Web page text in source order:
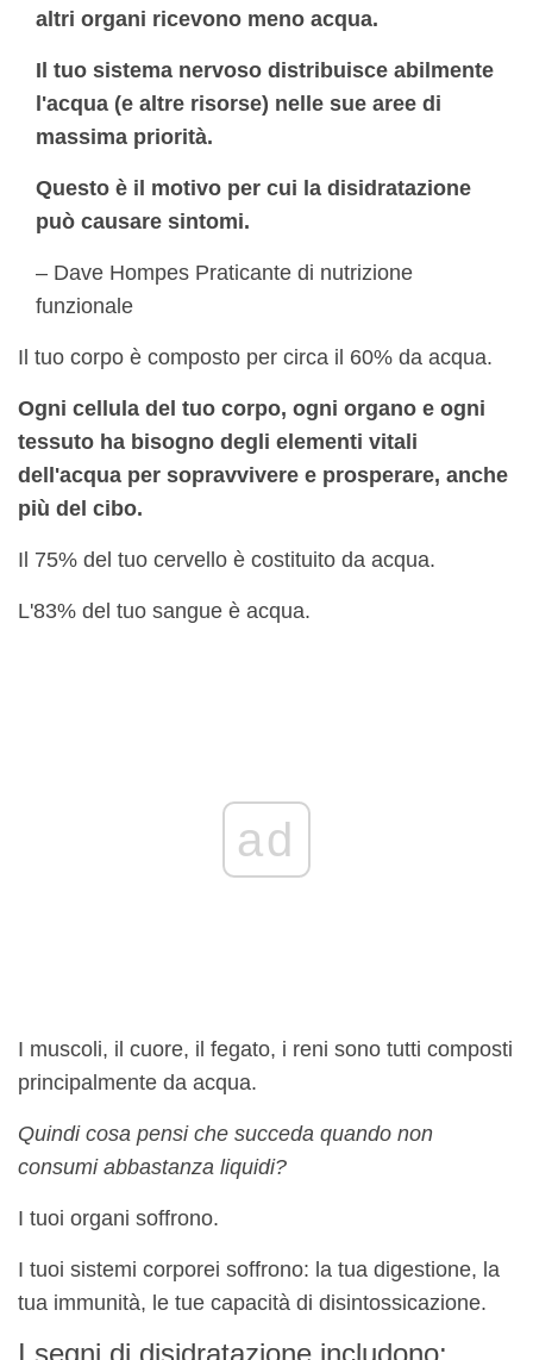
altri organi ricevono meno acqua.
Il tuo sistema nervoso distribuisce abilmente
l'acqua (e altre risorse) nelle sue aree di
massima priorità.
Questo è il motivo per cui la disidratazione
può causare sintomi.
– Dave Hompes Praticante di nutrizione
funzionale
Il tuo corpo è composto per circa il 60% da acqua.
Ogni cellula del tuo corpo, ogni organo e ogni
tessuto ha bisogno degli elementi vitali
dell'acqua per sopravvivere e prosperare, anche
più del cibo.
Il 75% del tuo cervello è costituito da acqua.
L'83% del tuo sangue è acqua.
ad
I muscoli, il cuore, il fegato, i reni sono tutti composti
principalmente da acqua.
Quindi cosa pensi che succeda quando non
consumi abbastanza liquidi?
I tuoi organi soffrono.
I tuoi sistemi corporei soffrono: la tua digestione, la
tua immunità, le tue capacità di disintossicazione.